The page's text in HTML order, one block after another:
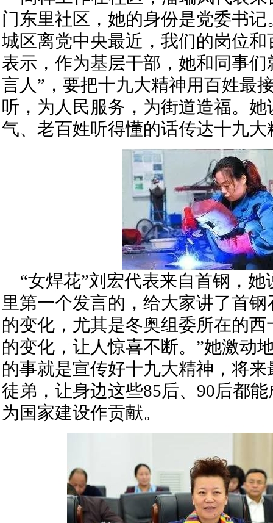
门东里社区，她的身份是党委书
城区离党中央最近，我们的岗位和
表示，作为基层干部，她和同事们
言人”，要把十九大精神用百姓最
听，为人民服务，为街道造福。她
气、老百姓听得懂的话传达十九大
“女焊花”刘宏代表来自首钢，
里第一个发言的，给大家讲了首
的变化，尤其是冬奥组委所在的
的变化，让人惊喜不断。”她激动
的事就是宣传好十九大精神，将
徒弟，让身边这些85后、90后都
为国家建设作贡献。